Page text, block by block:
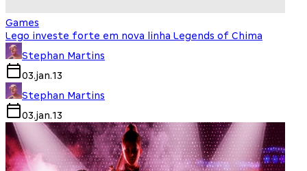
Games
Lego investe forte em nova linha Legends of Chima
Stephan Martins
03.jan.13
Stephan Martins
03.jan.13